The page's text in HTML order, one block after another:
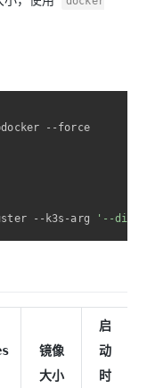
--force
--k3s-arg '--
镜像
大小
启
动
时